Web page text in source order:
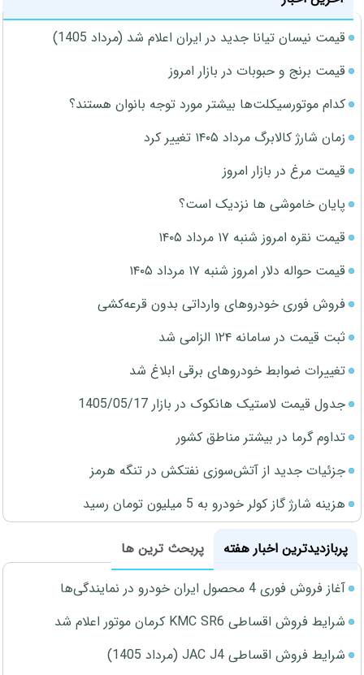
قیمت نیسان تیانا جدید در ایران اعلام شد (مرداد 1405)
قیمت برنج و حبوبات در بازار امروز
کدام موتورسیکلت‌ها بیشتر مورد توجه بانوان هستند؟
زمان شارژ کالابرگ مرداد ۱۴۰۵ تغییر کرد
قیمت مرغ در بازار امروز
پایان خاموشی ها نزدیک است؟
قیمت نقره امروز شنبه ۱۷ مرداد ۱۴۰۵
قیمت حواله دلار امروز شنبه ۱۷ مرداد ۱۴۰۵
فروش فوری خودروهای وارداتی بدون قرعه‌کشی
ثبت قیمت در سامانه ۱۲۴ الزامی شد
تغییرات ضوابط خودروهای برقی ابلاغ شد
جدول قیمت لاستیک هانکوک در بازار 1405/05/17
تداوم گرما در بیشتر مناطق کشور
جزئیات جدید از آتش‌سوزی نفتکش در تنگه هرمز
هزینه شارژ گاز کولر خودرو به 5 میلیون تومان رسید
پربازدیدترین اخبار هفته
پربحث ترین ها
آغاز فروش فوری 4 محصول ایران خودرو در نمایندگی‌ها
شرایط فروش اقساطی KMC SR6 کرمان موتور اعلام شد
شرایط فروش اقساطی JAC J4 (مرداد 1405)